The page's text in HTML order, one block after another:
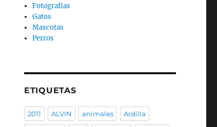
Fotografias
Gatos
Mascotas
Perros
ETIQUETAS
2011 ALVIN animales Ardilla